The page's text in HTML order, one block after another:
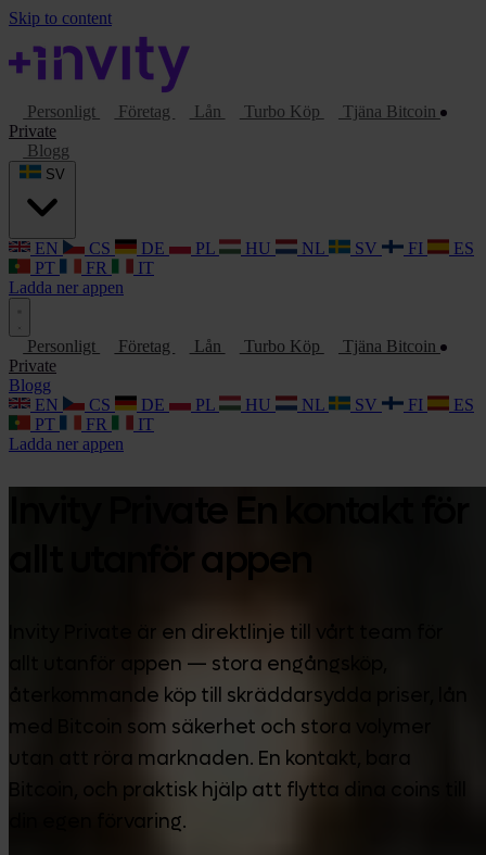
Skip to content
Personligt Företag Lån Turbo Köp
Tjäna Bitcoin
Private
Blogg
EN CS DE PL HU NL SV FI
ES
PT
FR
IT
Ladda ner appen
Personligt Företag Lån Turbo Köp
Tjäna Bitcoin
Private
Blogg
EN
CS DE PL HU NL SV FI
ES
PT
FR
IT
Ladda ner appen
allt utanför appen
Invity Private är en direktlinje till vårt team för
allt utanför appen — stora engångsköp,
återkommande köp till skräddarsydda priser, lån
med Bitcoin som säkerhet och stora volymer
utan att röra marknaden. En kontakt, bara
Bitcoin, och praktisk hjälp att flytta dina coins till
din egen förvaring.